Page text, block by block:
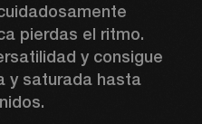
pierdas el ritmo.
y consigue
y saturada hasta